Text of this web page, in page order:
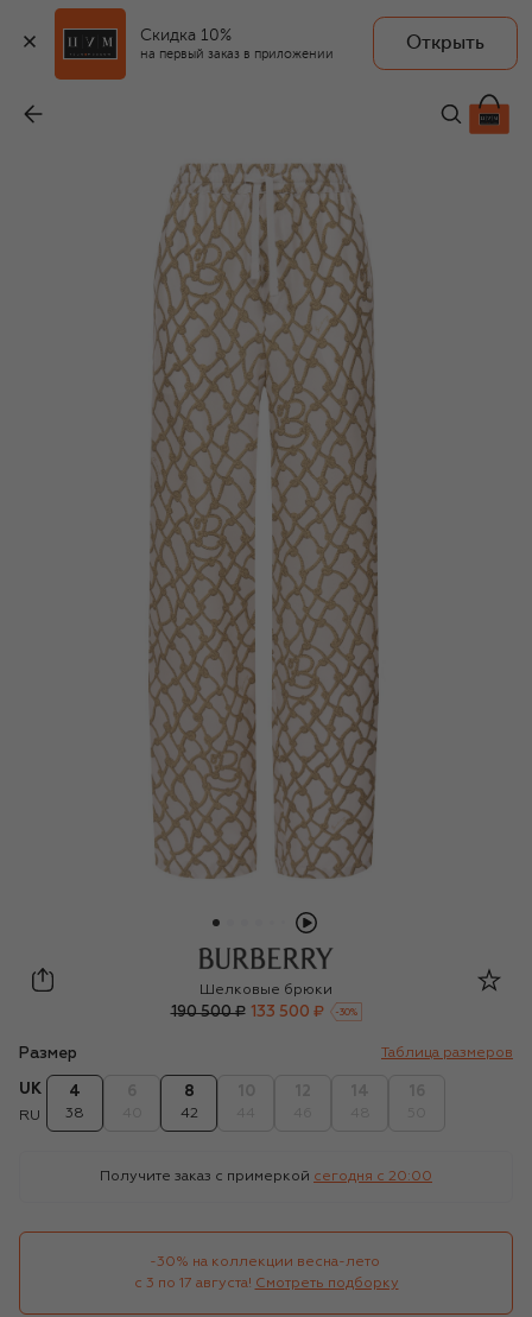
Скидка 10%
на первый заказ в приложении
Открыть
133 500 ₽
Burberry
Шелковые брюки
190 500 ₽ 133 500 ₽ -30%
Размер Таблица размеров
UK
RU
4
38
8
42
Получите заказ с примеркой сегодня c 20:00
-30% на коллекции весна-лето
с 3 по 17 августа! Смотреть подборку